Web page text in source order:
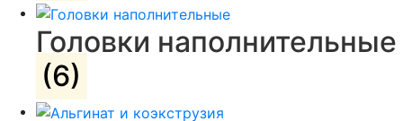
Головки наполнительные
(6)